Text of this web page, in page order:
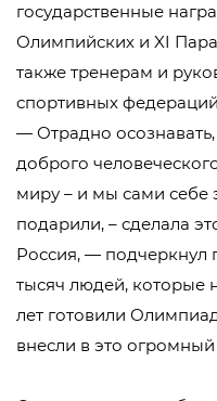
государственные
Олимпийских и XI
также тренерам и
спортивных
— Отрадно осознавать,
доброго
миру – и мы сами себе
подарили, – сделала
Россия, — подчеркнул
тысяч людей, которые
лет готовили
внесли в это огромный